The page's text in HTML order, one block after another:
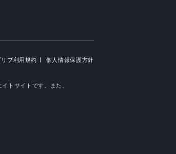
リブ利用規約 個人情報保護方針
トサイトです。また、